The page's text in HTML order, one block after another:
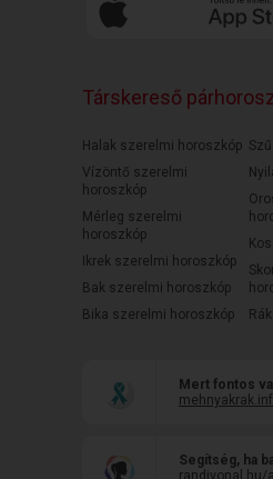
Társkereső
Halak szerelmi horoszkóp
Vízöntő szerelmi
horoszkóp
Mérleg szerelmi
horoszkóp
Ikrek szerelmi horoszkóp
Bak szerelmi horoszkóp
Bika szerelmi horoszkóp
Mert fontos
Segítség, ha
randivonal.hu/